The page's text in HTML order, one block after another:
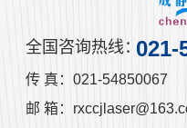
的固态
漆膜或
全国咨询热线：021-
传 真：021-54850067
邮 箱：